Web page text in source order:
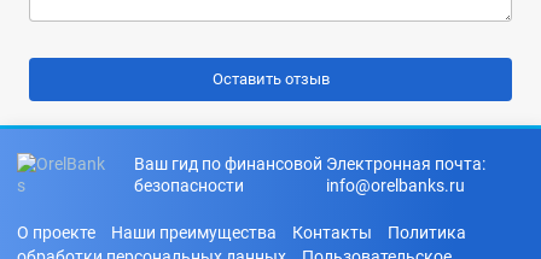
Ваш гид по финансовой
безопасности
Электронная почта:
info@orelbanks.ru
О проекте Наши преимущества Контакты
Политика